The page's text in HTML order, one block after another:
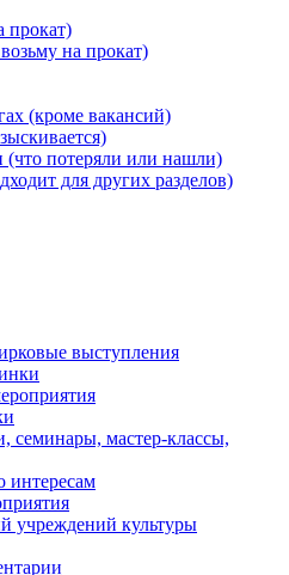
прокат)
на прокат)
(кроме вакансий)
(что потеряли или нашли)
для других разделов)
выступления
семинары, мастер-классы,
интересам
учреждений культуры